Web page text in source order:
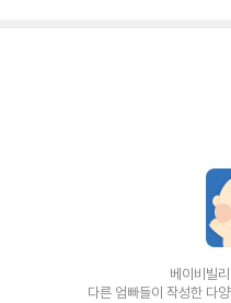
베이비빌
다른 엄빠들이 작성한 다